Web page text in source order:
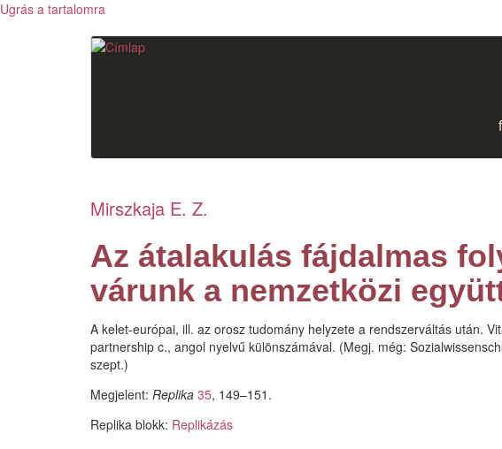
Ugrás a tartalomra
Mirszkaja E. Z.
Az átalakulás fájdalmas
várunk a nemzetközi
A kelet-európai, ill. az orosz tudomány helyzete a rendszerváltás után.
partnership c., angol nyelvű különszámával. (Megj. még:
szept.)
Megjelent: Replika 35, 149–151.
Replika blokk: Replikázás